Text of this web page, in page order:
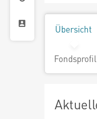
Übersicht
Fondsprofil